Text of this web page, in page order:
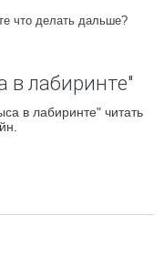
что делать дальше?
в лабиринте"
в лабиринте" читать